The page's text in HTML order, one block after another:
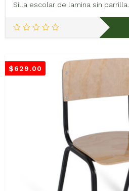
Silla escolar de lamina sin parrilla.
$629.00